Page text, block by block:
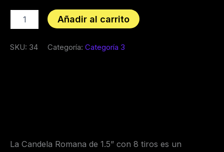
Añadir al carrito
SKU: 34 Categoría: Categoría 3
La Candela Romana de 1.5” con 8 tiros es un